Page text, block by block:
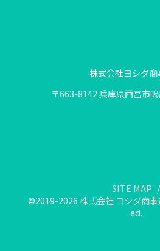
株式会社ヨシダ
〒663-8142 兵庫県西宮市
SITE MAP
©2019-2026株式会社 ヨシダ商
ed.